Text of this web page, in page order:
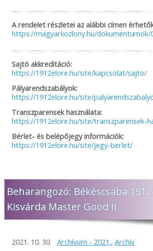
A rendelet részletei az alábbi címen
https://magyarkozlony.hu/
Sajtó akkreditáció:
https://1912elore.hu/site/kapcsolat/sajto/
Pályarendszabályok:
https://1912elore.hu/site/
Transzparensek használata:
https://1912elore.hu/site/transzparensek-
Bérlet- és belépőjegy információk:
https://1912elore.hu/site/jegy-berlet/
Beharangozó: Békéscsaba
Kisvárda Master Good II.
2021. 10. 30. Archívum - 2021., Archív